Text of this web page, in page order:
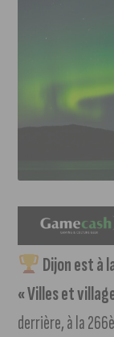
Dijon est à
« Villes et
derrière, à la